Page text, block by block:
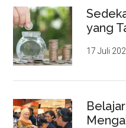
yang
17 Juli